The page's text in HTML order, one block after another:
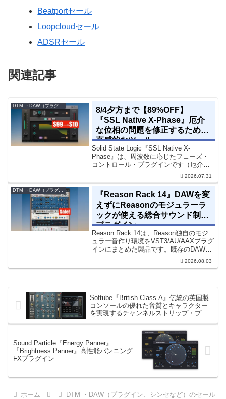
Beatportセール
Loopcloudセール
ADSRセール
関連記事
DTM ・DAW（プラグイン、シンセなど）のセール情報
8/4夕方まで【89%OFF】
『SSL Native X-Phase』厄介
な位相の問題を修正するための
直感的なツール
Solid State Logic『SSL Native X-
Phase』は、周波数に応じたフェーズ・
コントロール・プラグインです（厄介な
位相の問題を修正するための直感的なツ
ールです）。特定の周波数で位相をシフ
2026.07.31
DTM ・DAW（プラグイン、シンセなど）のセール情報
『Reason Rack 14』DAWを変
えずにReasonのモジュラーラ
ックが使える総合サウンド制作
プラグイン
Reason Rack 14は、Reason独自のモジ
ュラー音作り環境をVST3/AU/AAXプラグ
インにまとめた製品です。既存のDAWを
乗り換えることなく、68種類のシンセや
2026.08.03
Softube『British Class A』伝統の英国製
コンソールの優れた音質とキャラクター
を実現するチャンネルストリップ・プラ
Sound Particle『Energy Panner』
『Brightness Panner』高性能パンニング
FXプラグイン
ホーム
DTM ・DAW（プラグイン、シンセなど）のセール